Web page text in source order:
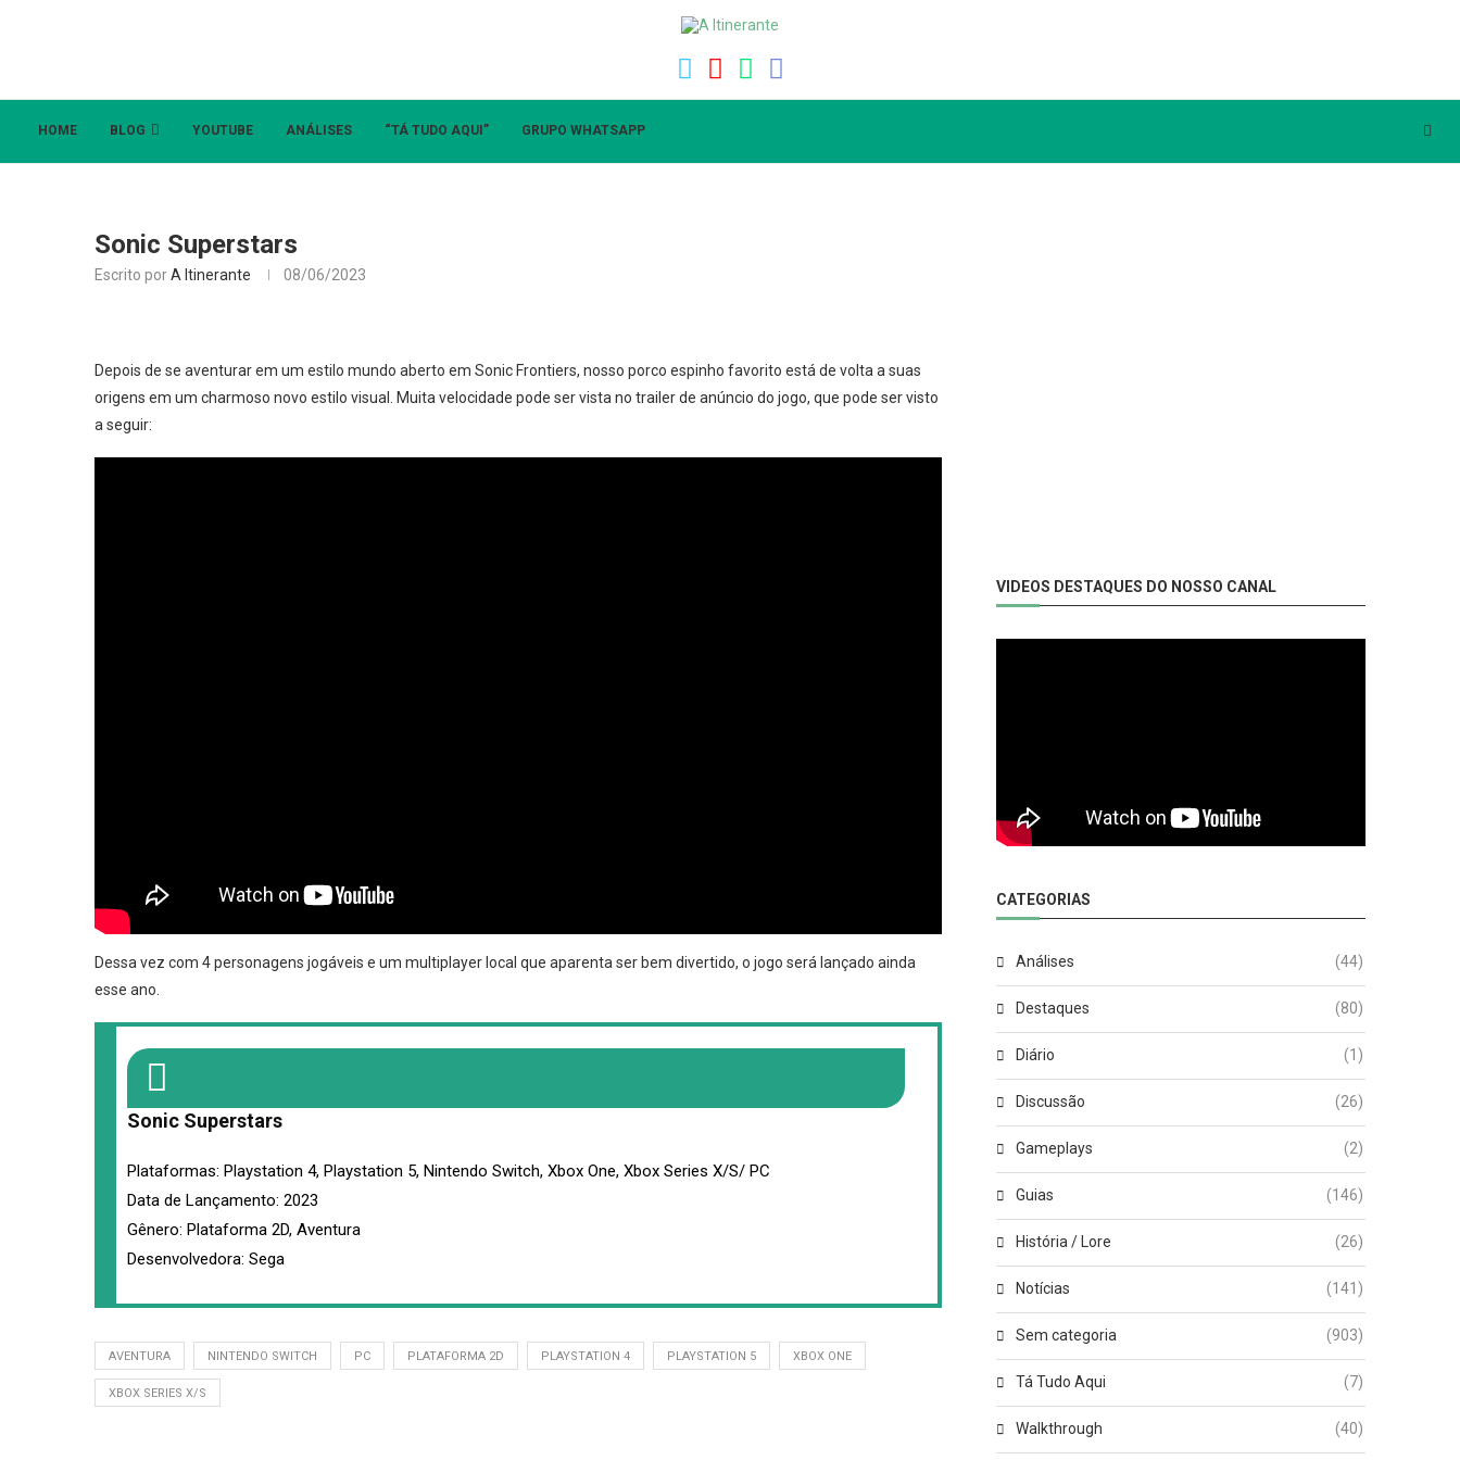
HOME BLOG YOUTUBE ANÁLISES “TÁ TUDO AQUI” GRUPO WHATSAPP
Sonic Superstars
Escrito porA Itinerante 08/06/2023
Depois de se aventurar em um estilo mundo aberto em Sonic Frontiers, nosso porco espinho favorito está de volta a suas
origens em um charmoso novo estilo visual. Muita velocidade pode ser vista no trailer de anúncio do jogo, que pode ser visto
a seguir:
Dessa vez com 4 personagens jogáveis e um multiplayer local que aparenta ser bem divertido, o jogo será lançado ainda
esse ano.
Sonic Superstars
Plataformas: Playstation 4, Playstation 5, Nintendo Switch, Xbox One, Xbox Series X/S/ PC
Data de Lançamento: 2023
Gênero: Plataforma 2D, Aventura
Desenvolvedora: Sega
AVENTURA NINTENDO SWITCH PC PLATAFORMA 2D PLAYSTATION 4 PLAYSTATION 5 XBOX ONE
XBOX SERIES X/S
VIDEOS DESTAQUES DO NOSSO CANAL
CATEGORIAS
Análises (44)
Destaques (80)
Diário (1)
Discussão (26)
Gameplays (2)
Guias (146)
História / Lore (26)
Notícias (141)
Sem categoria (903)
Tá Tudo Aqui (7)
Walkthrough (40)